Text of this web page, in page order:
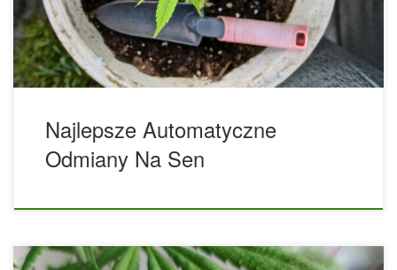
Jest czwarta rano, a reszta świata śpi. Jesteś zmęczony,
rozdrażniony i nadąsany, ale niezależnie od […]
Najlepsze Automatyczne
Odmiany Na Sen